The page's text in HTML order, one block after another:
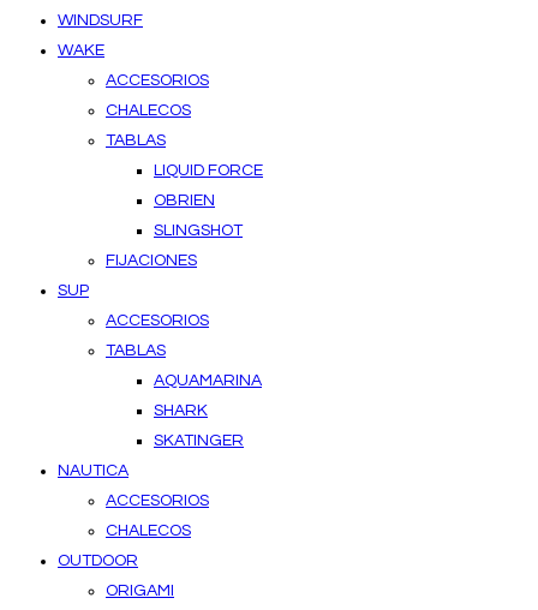
WINDSURF
WAKE
ACCESORIOS
CHALECOS
TABLAS
LIQUID FORCE
OBRIEN
SLINGSHOT
FIJACIONES
SUP
ACCESORIOS
TABLAS
AQUAMARINA
SHARK
SKATINGER
NAUTICA
ACCESORIOS
CHALECOS
OUTDOOR
ORIGAMI